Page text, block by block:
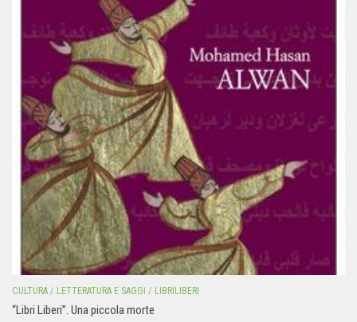
CULTURA / LETTERATURA E SAGGI / LIBRILIBERI
“Libri Liberi”. Una piccola morte